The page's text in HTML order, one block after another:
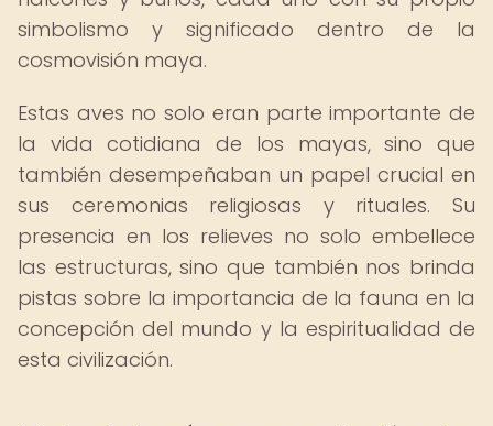
simbolismo y significado dentro de la
cosmovisión maya.
Estas aves no solo eran parte importante de
la vida cotidiana de los mayas, sino que
también desempeñaban un papel crucial en
sus ceremonias religiosas y rituales. Su
presencia en los relieves no solo embellece
las estructuras, sino que también nos brinda
pistas sobre la importancia de la fauna en la
concepción del mundo y la espiritualidad de
esta civilización.